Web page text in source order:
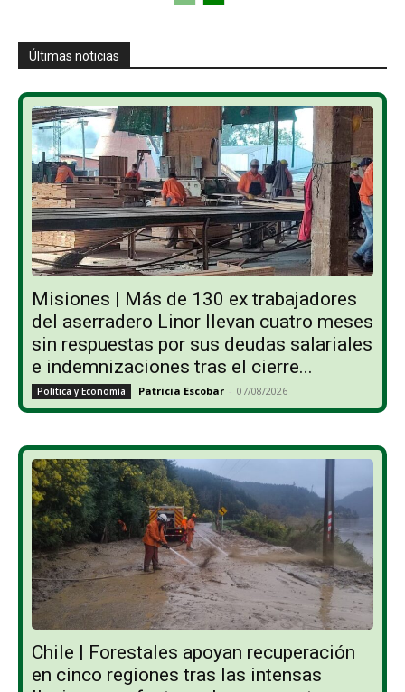
Últimas noticias
Misiones | Más de 130 ex trabajadores
del aserradero Linor llevan cuatro meses
sin respuestas por sus deudas salariales
e indemnizaciones tras el cierre...
Política y Economía Patricia Escobar - 07/08/2026
Chile | Forestales apoyan recuperación
en cinco regiones tras las intensas